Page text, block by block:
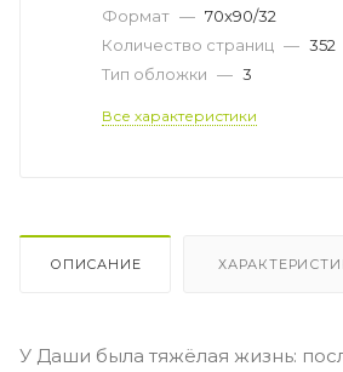
Формат — 70x90/32
Количество страниц — 352
Тип обложки — 3
Все характеристики
ОПИСАНИЕ
У Даши была тяжёлая жизнь: